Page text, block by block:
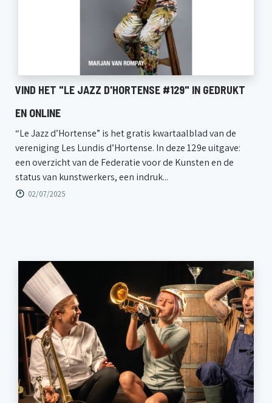
VIND HET "LE JAZZ D'HORTENSE #129" IN GEDRUKT
EN ONLINE
“Le Jazz d’Hortense” is het gratis kwartaalblad van de
vereniging Les Lundis d’Hortense. In deze 129e uitgave:
een overzicht van de Federatie voor de Kunsten en de
status van kunstwerkers, een indruk...
02/07/2025